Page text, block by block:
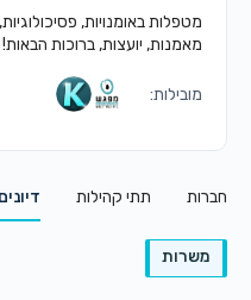
מטפלות באומנויות,
מאמנות, יועצות, ברוכות הבאות!
מובילות:
חברות תתי קהילות דיונים
משרות